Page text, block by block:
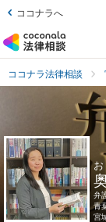
ココナラへ
ココナラ法律相談
弁
青
宮